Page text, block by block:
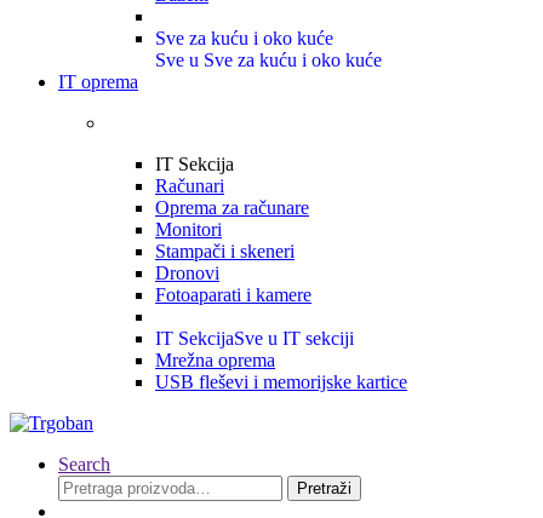
Sve za kuću i oko kuće
Sve u Sve za kuću i oko kuće
IT oprema
IT Sekcija
Računari
Oprema za računare
Monitori
Stampači i skeneri
Dronovi
Fotoaparati i kamere
IT SekcijaSve u IT sekciji
Mrežna oprema
USB fleševi i memorijske kartice
Search
Pretraga
za:
Pretraži